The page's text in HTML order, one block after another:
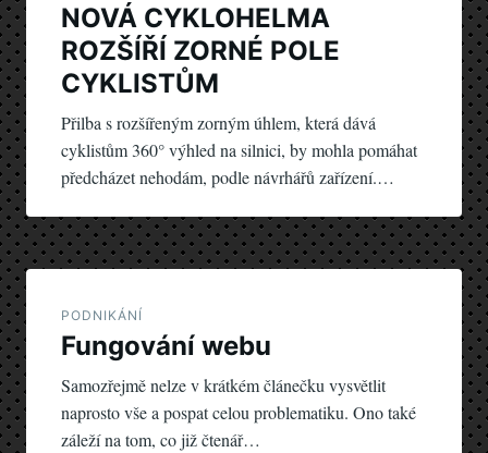
NOVÁ CYKLOHELMA
ROZŠÍŘÍ ZORNÉ POLE
CYKLISTŮM
Přilba s rozšířeným zorným úhlem, která dává
cyklistům 360° výhled na silnici, by mohla pomáhat
předcházet nehodám, podle návrhářů zařízení.…
PODNIKÁNÍ
Fungování webu
Samozřejmě nelze v krátkém článečku vysvětlit
naprosto vše a pospat celou problematiku. Ono také
záleží na tom, co již čtenář…